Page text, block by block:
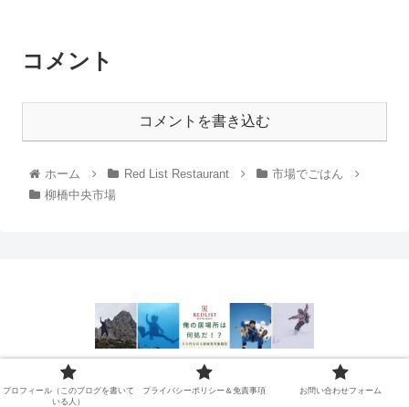
コメント
コメントを書き込む
ホーム Red List Restaurant
市場でごはん
柳橋中央市場
プロフィール（このブログを書
いている人）
プライバシーポリシー＆免責事
項
プロフィール（このブログを書いて
いる人）
プライバシーポリシー＆免責事項 お問い合わせフォーム